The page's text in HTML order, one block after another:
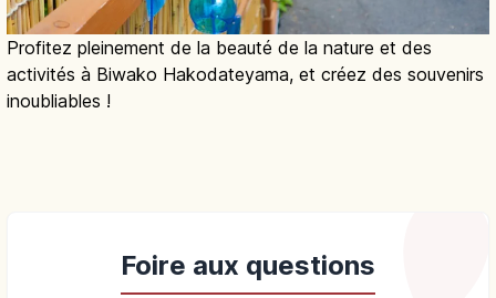
Profitez pleinement de la beauté de la nature et des
activités à Biwako Hakodateyama, et créez des souvenirs
inoubliables !
Foire aux questions